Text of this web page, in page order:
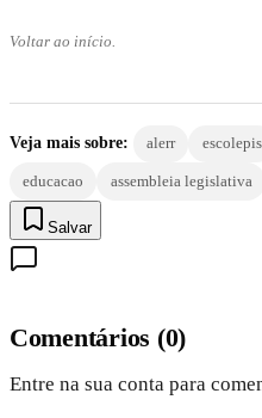
Voltar ao início.
Veja mais sobre: alerr escolepis
educacao assembleia legislativa
Salvar
Comentários (0)
Entre na sua conta para